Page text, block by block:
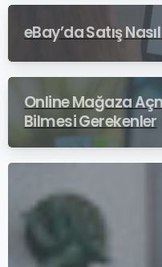
eBay’da Satış
Online Mağaza
Bilmesi Gerekenler